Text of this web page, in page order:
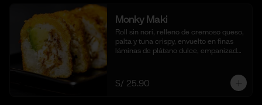
Monky Maki
Roll sin nori, relleno de cremoso queso,
palta y tuna crispy, envuelto en finas
láminas de plátano dulce, empanizado
maracuyá y quinua crocante. (10
cortes).
S/ 25.90